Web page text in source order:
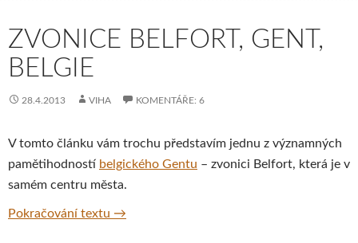
ZVONICE BELFORT, GENT,
BELGIE
28.4.2013 VIHA KOMENTÁŘE: 6
V tomto článku vám trochu představím jednu z významných
pamětihodností belgického Gentu – zvonici Belfort, která je v
samém centru města.
Pokračování textu Zvonice Belfort, Gent, Belgie
→